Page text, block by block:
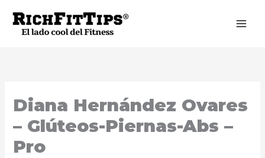
contenido
Diana Hernández Ovares
– Glúteos-Piernas-Abs –
Pro